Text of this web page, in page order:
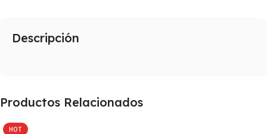
Descripción
Productos Relacionados
HOT